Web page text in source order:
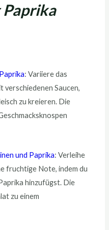
: Variiere das
verschiedenen Saucen,
zu kreieren. Die
und Paprika: Verleihe
fruchtige Note, indem du
hinzufügst. Die
zu einem